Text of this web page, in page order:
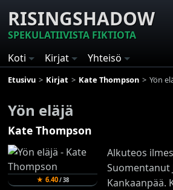
RISINGSHADOW
SPEKULATIIVISTA FIKTIOTA
Koti
Kirjat Yhteisö
Etusivu Kirjat Kate Thompson Yön
Yön eläjä
Kate Thompson
★6.40/38
Alkuteos
Suomentanut
Kankaanpää.